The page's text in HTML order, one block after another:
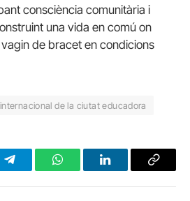
consciència comunitària i
una vida en comú on
vagin de bracet en condicions
de la ciutat educadora
TelegramWhatsAppLinkedInCopy